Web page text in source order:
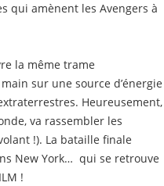
qui amènent les Avengers à
la même trame
sur une source d’énergie
Heureusement,
va rassembler les
!). La bataille finale
New York… qui se retrouve
!